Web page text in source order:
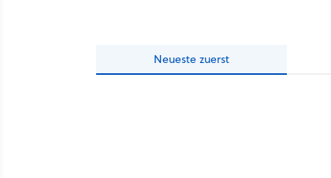
Neueste zuerst